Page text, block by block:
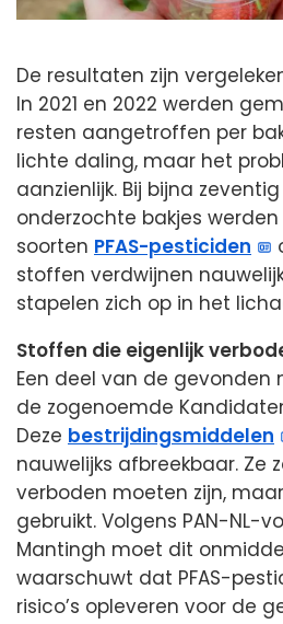
De resultaten zijn
In 2021 en 2022 werden
resten aangetroffen per
lichte daling, maar het
aanzienlijk. Bij bijna
onderzochte bakjes
soorten PFAS-pesticiden
stoffen verdwijnen
stapelen zich op in het
Stoffen die eigenlijk
Een deel van de
de zogenoemde
Deze bestrijdingsmiddelen
nauwelijks afbreekbaar. Ze
verboden moeten zijn,
gebruikt. Volgens PAN-NL-
Mantingh moet dit
waarschuwt dat PFAS-
risico’s opleveren voor de